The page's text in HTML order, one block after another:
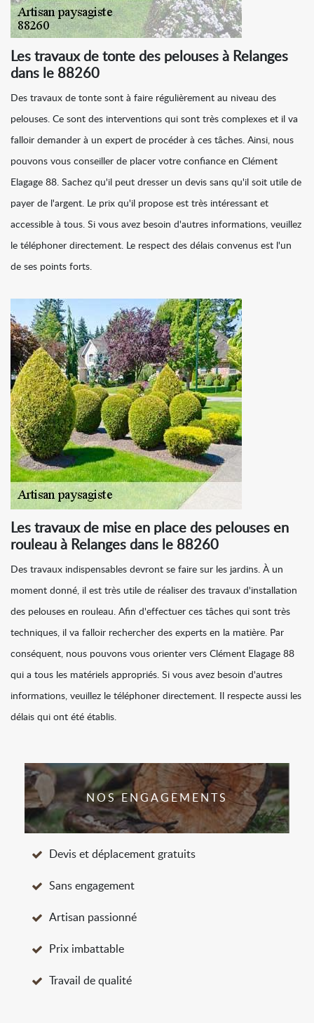
Les travaux de tonte des pelouses à Relanges
dans le 88260
Des travaux de tonte sont à faire régulièrement au niveau des
pelouses. Ce sont des interventions qui sont très complexes et il va
falloir demander à un expert de procéder à ces tâches. Ainsi, nous
pouvons vous conseiller de placer votre confiance en Clément
Elagage 88. Sachez qu'il peut dresser un devis sans qu'il soit utile de
payer de l'argent. Le prix qu'il propose est très intéressant et
accessible à tous. Si vous avez besoin d'autres informations, veuillez
le téléphoner directement. Le respect des délais convenus est l'un
de ses points forts.
Les travaux de mise en place des pelouses en
rouleau à Relanges dans le 88260
Des travaux indispensables devront se faire sur les jardins. À un
moment donné, il est très utile de réaliser des travaux d'installation
des pelouses en rouleau. Afin d'effectuer ces tâches qui sont très
techniques, il va falloir rechercher des experts en la matière. Par
conséquent, nous pouvons vous orienter vers Clément Elagage 88
qui a tous les matériels appropriés. Si vous avez besoin d'autres
informations, veuillez le téléphoner directement. Il respecte aussi les
délais qui ont été établis.
NOS ENGAGEMENTS
Devis et déplacement gratuits
Sans engagement
Artisan passionné
Prix imbattable
Travail de qualité